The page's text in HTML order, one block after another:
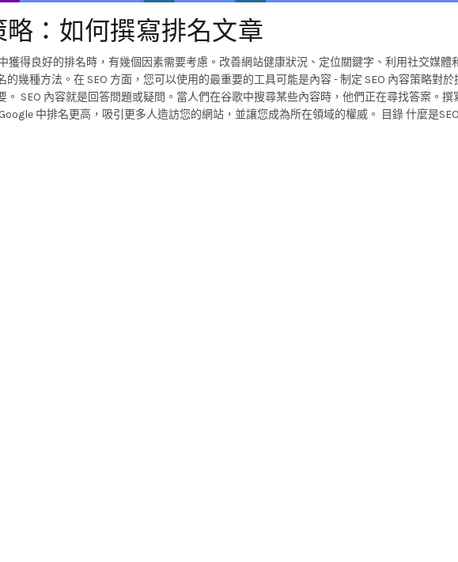
略：如何撰寫排名文章
獲得良好的排名時，有幾個因素需要考慮。改善網站健康狀況、定位關鍵字、利用社交媒體
幾種方法。在 SEO 方面，您可以使用的最重要的工具可能是內容 - 制定 SEO 內容策略對
。 SEO 內容就是回答問題或疑問。當人們在谷歌中搜尋某些內容時，他們正在尋找答案。撰
中排名更高，吸引更多人造訪您的網站，並讓您成為所在領域的權威。 目錄 什麼是